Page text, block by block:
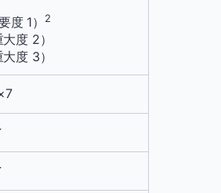
度 1） 2
度 2）
度 3）